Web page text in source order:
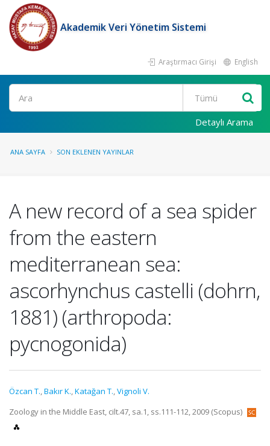
Akademik Veri Yönetim Sistemi
Araştırmacı Girişi English
Ara
Detaylı Arama
ANA SAYFA SON EKLENEN YAYINLAR
A new record of a sea spider
from the eastern
mediterranean sea:
ascorhynchus castelli (dohrn,
1881) (arthropoda:
pycnogonida)
Özcan T.,Bakır K.,Katağan T.,Vignoli V.
Zoology in the Middle East, cilt.47, sa.1, ss.111-112, 2009 (Scopus)